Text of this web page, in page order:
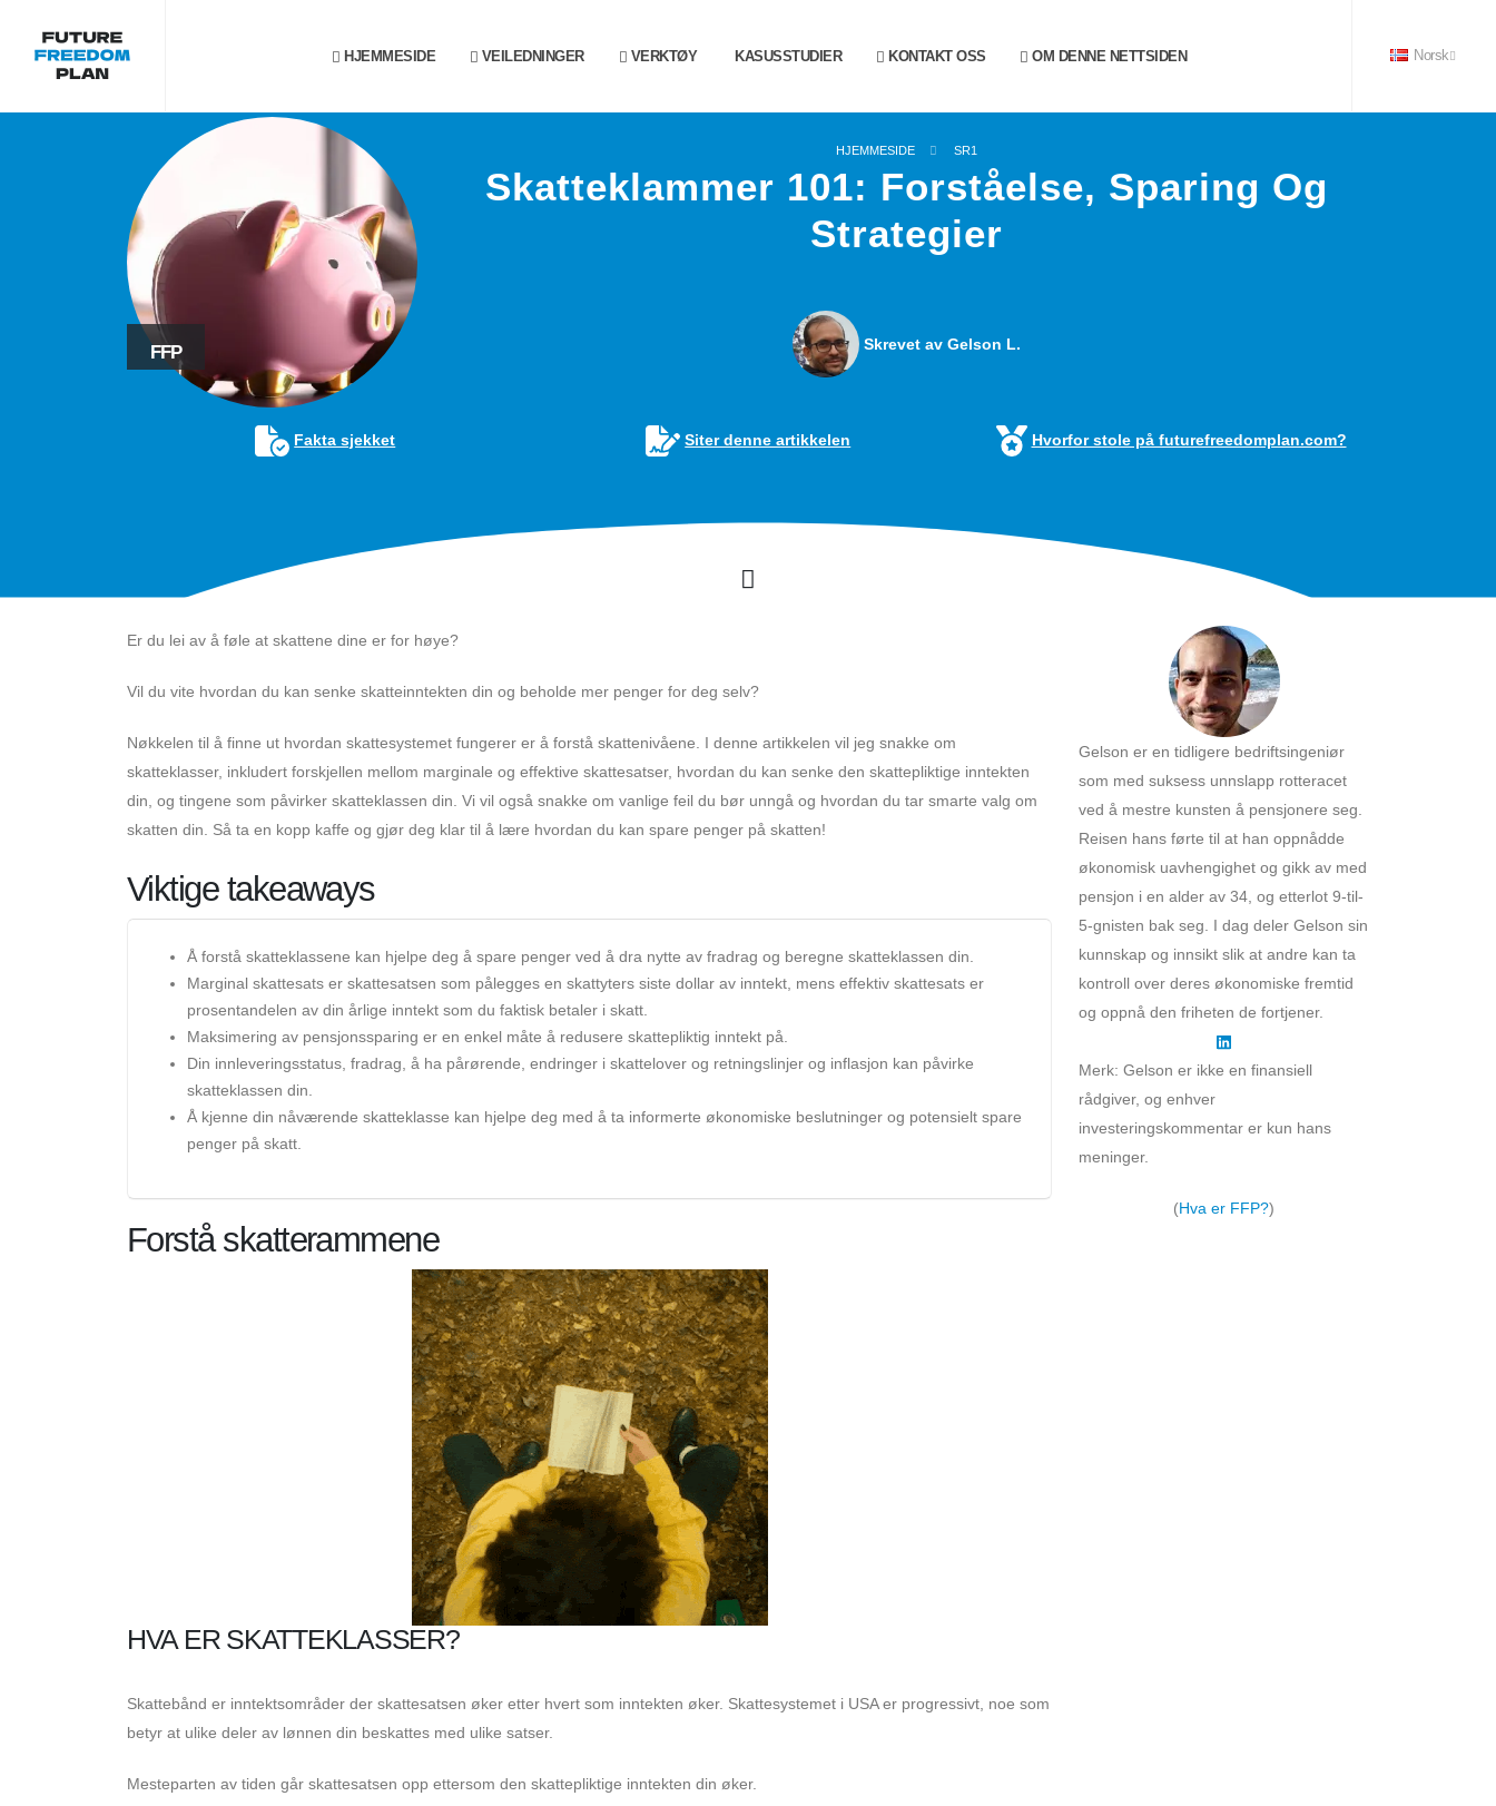
HJEMMESIDE VEILEDNINGER VERKTØY KASUSSTUDIER KONTAKT OSS OM DENNE NETTSIDEN Norsk
FFP
HJEMMESIDE SR1
Skatteklammer 101: Forståelse, Sparing Og
Strategier
Skrevet av Gelson L.
Fakta sjekket Siter denne artikkelen Hvorfor stole på futurefreedomplan.com?
Er du lei av å føle at skattene dine er for høye?
Vil du vite hvordan du kan senke skatteinntekten din og beholde mer penger for deg selv?
Nøkkelen til å finne ut hvordan skattesystemet fungerer er å forstå skattenivåene. I denne artikkelen vil jeg snakke om
skatteklasser, inkludert forskjellen mellom marginale og effektive skattesatser, hvordan du kan senke den skattepliktige inntekten
din, og tingene som påvirker skatteklassen din. Vi vil også snakke om vanlige feil du bør unngå og hvordan du tar smarte valg om
skatten din. Så ta en kopp kaffe og gjør deg klar til å lære hvordan du kan spare penger på skatten!
Viktige takeaways
Å forstå skatteklassene kan hjelpe deg å spare penger ved å dra nytte av fradrag og beregne skatteklassen din.
Marginal skattesats er skattesatsen som pålegges en skattyters siste dollar av inntekt, mens effektiv skattesats er
prosentandelen av din årlige inntekt som du faktisk betaler i skatt.
Maksimering av pensjonssparing er en enkel måte å redusere skattepliktig inntekt på.
Din innleveringsstatus, fradrag, å ha pårørende, endringer i skattelover og retningslinjer og inflasjon kan påvirke
skatteklassen din.
Å kjenne din nåværende skatteklasse kan hjelpe deg med å ta informerte økonomiske beslutninger og potensielt spare
penger på skatt.
Forstå skatterammene
HVA ER SKATTEKLASSER?
Skattebånd er inntektsområder der skattesatsen øker etter hvert som inntekten øker. Skattesystemet i USA er progressivt, noe som
betyr at ulike deler av lønnen din beskattes med ulike satser.
Mesteparten av tiden går skattesatsen opp ettersom den skattepliktige inntekten din øker.
Gelson er en tidligere bedriftsingeniør
som med suksess unnslapp rotteracet
ved å mestre kunsten å pensjonere seg.
Reisen hans førte til at han oppnådde
økonomisk uavhengighet og gikk av med
pensjon i en alder av 34, og etterlot 9-til-
5-gnisten bak seg. I dag deler Gelson sin
kunnskap og innsikt slik at andre kan ta
kontroll over deres økonomiske fremtid
og oppnå den friheten de fortjener.
Merk: Gelson er ikke en finansiell
rådgiver, og enhver
investeringskommentar er kun hans
meninger.
(Hva er FFP?)